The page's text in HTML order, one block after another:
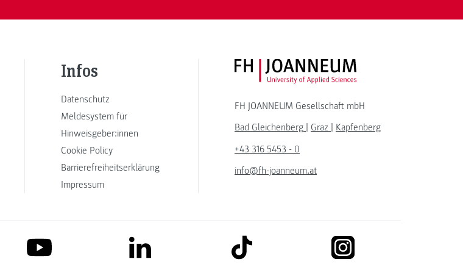
Infos
Datenschutz
Meldesystem für
Hinweisgeber:innen
Cookie Policy
Barrierefreiheitserklärung
Impressum
FH JOANNEUM Logo
FH JOANNEUM Gesellschaft mbH
Bad Gleichenberg
Graz
Kapfenberg
+43 316 5453 - 0
info@fh-joanneum.at
link to youtube link to linkedin link to tiktok link to instagram